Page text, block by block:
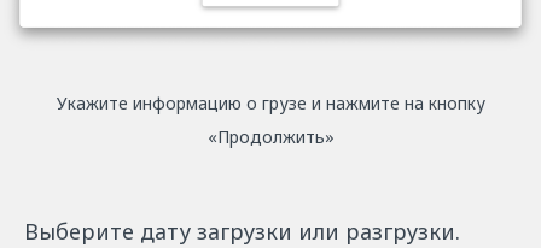
Укажите информацию о грузе и нажмите на кнопку
«Продолжить»
Выберите дату загрузки или разгрузки.